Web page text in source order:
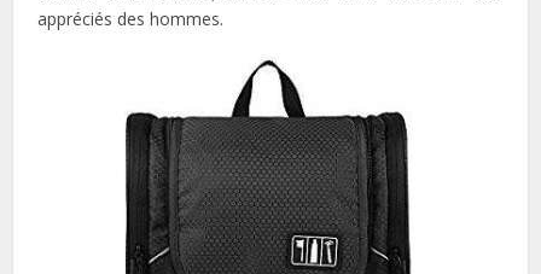
appréciés des hommes.